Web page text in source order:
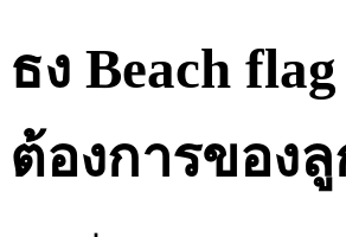
ธง Beach
ต้องการของ